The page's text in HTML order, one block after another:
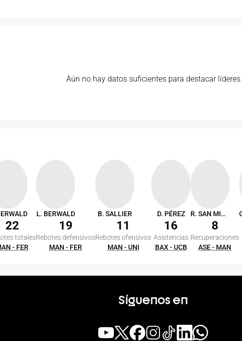
Aún no hay datos suficientes para destacar líderes
22
totales
- FER
L. BERWALD
19
Rebotes defensivos
MAN - FER
B. SALLIER
11
Rebotes ofensivos
MAN - UNI
D. PÉREZ
16
Asistencias
BAX - UCB
R. SAN MIGUEL
8
Recuperaciones
ASE - MAN
Síguenos en